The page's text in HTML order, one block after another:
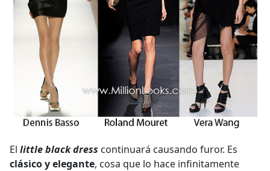
El little black dress continuará causando furor. Es
clásico y elegante, cosa que lo hace infinitamente